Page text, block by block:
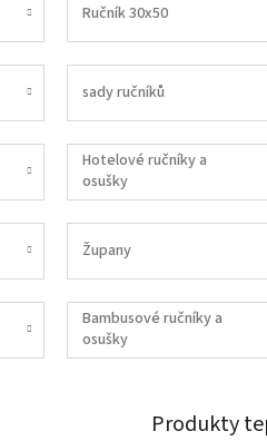
Ručník 30x50
sady ručníků
Hotelové ručníky a
osušky
Župany
Bambusové ručníky a
osušky
Produkty